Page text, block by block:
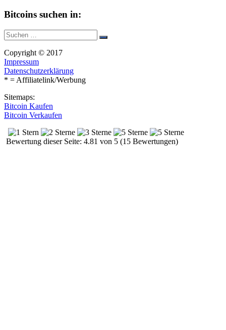
Bitcoins suchen in:
Suche
nach:
Suchen
Copyright © 2017
Impressum
Datenschutzerklärung
* = Affiliatelink/Werbung
Sitemaps:
Bitcoin Kaufen
Bitcoin Verkaufen
Bewertung dieser Seite: 4.81 von 5 (15 Bewertungen)